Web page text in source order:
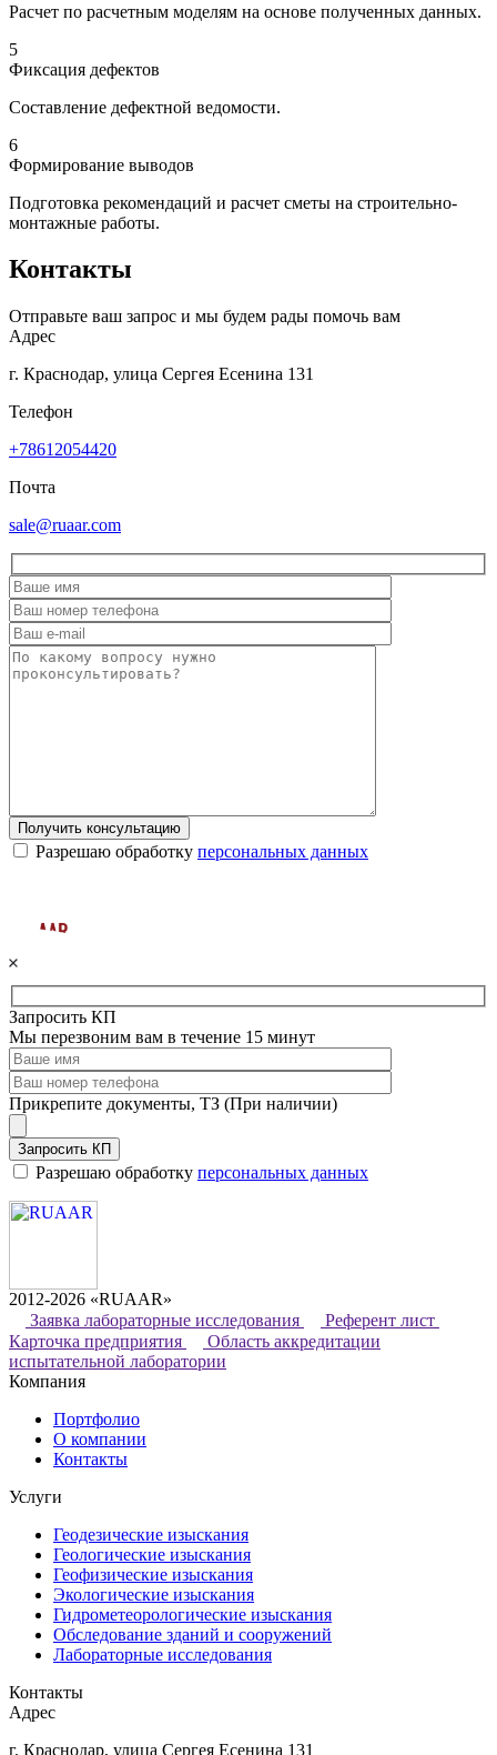
Расчет по расчетным моделям на основе полученных данных.
5
Фиксация дефектов
Составление дефектной ведомости.
6
Формирование выводов
Подготовка рекомендаций и расчет сметы на строительно-
монтажные работы.
Контакты
Отправьте ваш запрос и мы будем рады помочь вам
Адрес
г. Краснодар, улица Сергея Есенина 131
Телефон
+78612054420
Почта
sale@ruaar.com
Получить консультацию
Разрешаю обработку персональных данных
Запросить КП
Мы перезвоним вам в течение 15 минут
Прикрепите документы, ТЗ (При наличии)
Запросить КП
Разрешаю обработку персональных данных
2012-2026 «RUAAR»
Заявка лабораторные исследования
Референт лист
Карточка предприятия
Область аккредитации
испытательной лаборатории
Компания
Портфолио
О компании
Контакты
Услуги
Геодезические изыскания
Геологические изыскания
Геофизические изыскания
Экологические изыскания
Гидрометеорологические изыскания
Обследование зданий и сооружений
Лабораторные исследования
Контакты
Адрес
г. Краснодар, улица Сергея Есенина 131